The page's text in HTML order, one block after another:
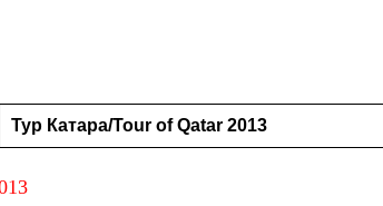
Тур Катара/Tour of Qatar 2013